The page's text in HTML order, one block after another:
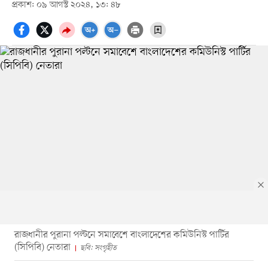
প্রকাশ: ০৯ আগস্ট ২০২৪, ১৩: ৪৮
রাজধানীর পুরানা পল্টনে সমাবেশে বাংলাদেশের কমিউনিস্ট পার্টির
(সিপিবি) নেতারা
ছবি: সংগৃহীত